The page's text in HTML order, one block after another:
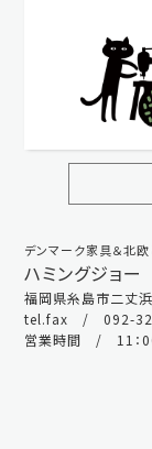
デンマーク家具＆北欧
ハミングジョー
福岡県糸島市二丈
tel.fax / 092-
営業時間 / 11：00